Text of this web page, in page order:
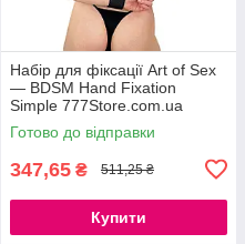
Набір для фіксації Art of Sex
— BDSM Hand Fixation
Simple 777Store.com.ua
Готово до відправки
347,65 ₴ 511,25 ₴
Купити